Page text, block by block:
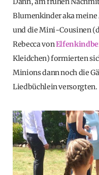
Blumenkinder aka
und die Mini-Cousinen
Rebecca von
Kleidchen) formierten
Minions dann noch die
Liedbüchlein versorgten.